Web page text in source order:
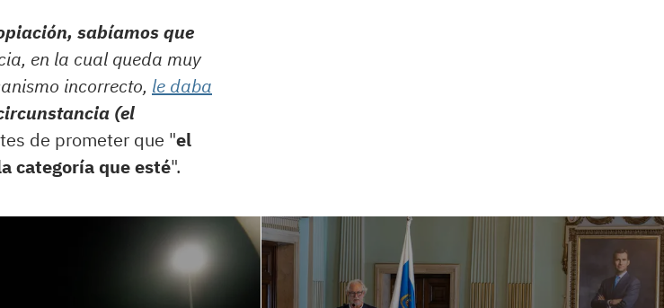
sabíamos que
en la cual queda muy
incorrecto, le daba
(el
de prometer que "el
categoría que esté".